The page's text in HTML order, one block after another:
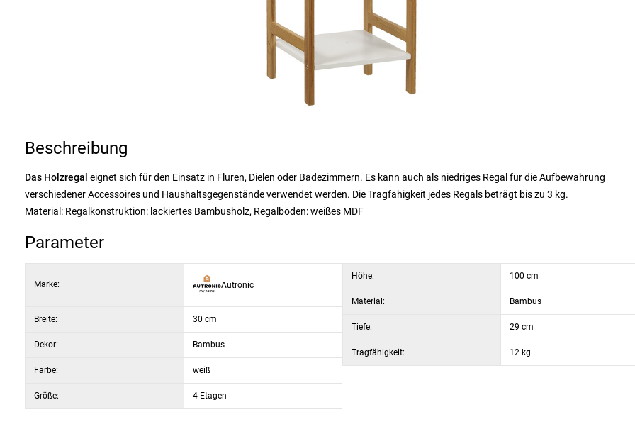
Beschreibung
Das Holzregal eignet sich für den Einsatz in Fluren, Dielen oder Badezimmern. Es kann auch als niedriges Regal für die Aufbewahrung
verschiedener Accessoires und Haushaltsgegenstände verwendet werden. Die Tragfähigkeit jedes Regals beträgt bis zu 3 kg.
Material: Regalkonstruktion: lackiertes Bambusholz, Regalböden: weißes MDF
Parameter
Marke: Autronic
Breite: 30 cm
Dekor: Bambus
Farbe: weiß
Größe: 4 Etagen
Höhe: 100 cm
Material: Bambus
Tiefe: 29 cm
Tragfähigkeit: 12 kg